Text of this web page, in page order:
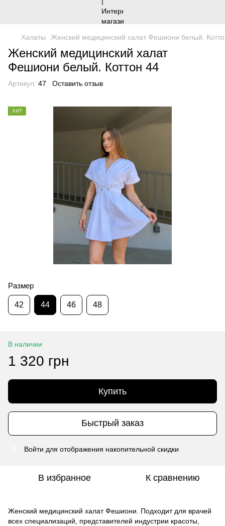
Халаты Женский медицинский халат Фешиони белый.
Женский медицинский халат
Фешиони белый. Коттон 44
Артикул: 47 Оставить отзыв
ХИТ
Размер
42 44 46 48
В наличии
1 320 грн
Купить
Быстрый заказ
Войти для отображения накопительной скидки
В избранное К сравнению
Женский медицинский халат Фешиони. Подходит для врачей
всех специализаций, представителей индустрии красоты,